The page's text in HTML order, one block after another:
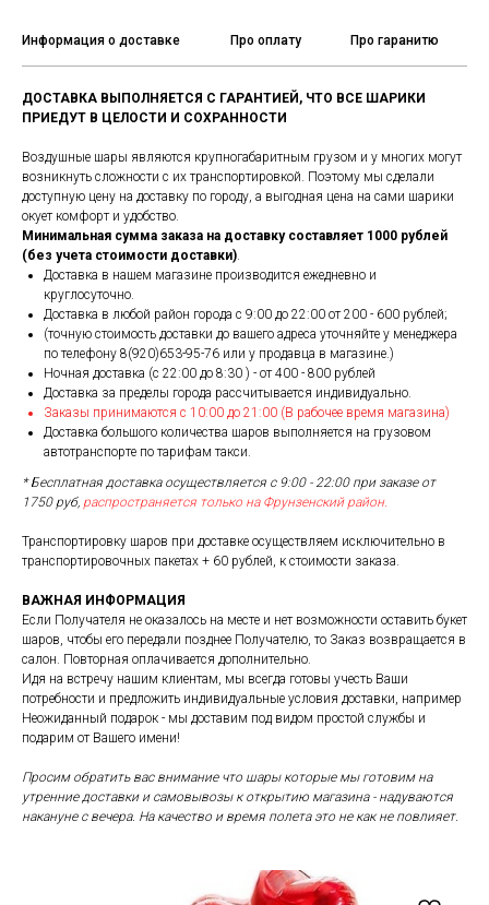
Информация о доставке Про оплату Про гаранитю
ДОСТАВКА ВЫПОЛНЯЕТСЯ С ГАРАНТИЕЙ, ЧТО ВСЕ ШАРИКИ
ПРИЕДУТ В ЦЕЛОСТИ И СОХРАННОСТИ
Воздушные шары являются крупногабаритным грузом и у многих могут
возникнуть сложности с их транспортировкой. Поэтому мы сделали
доступную цену на доставку по городу, а выгодная цена на сами шарики
окует комфорт и удобство.
Минимальная сумма заказа на доставку составляет 1000 рублей
(без учета стоимости доставки).
Доставка в нашем магазине производится ежедневно и
круглосуточно.
Доставка в любой район города c 9:00 до 22:00 от 200 - 600 рублей;
(точную стоимость доставки до вашего адреса уточняйте у менеджера
по телефону 8(920)653-95-76 или у продавца в магазине.)
Ночная доставка (с 22:00 до 8:30 ) - от 400 - 800 рублей
Доставка за пределы города рассчитывается индивидуально.
Заказы принимаются с 10:00 до 21:00 (В рабочее время магазина)
Доставка большого количества шаров выполняется на грузовом
автотранспорте по тарифам такси.
* Бесплатная доставка осуществляется с 9:00 - 22:00 при заказе от
1750 руб, распространяется только на Фрунзенский район.
Транспортировку шаров при доставке осуществляем исключительно в
транспортировочных пакетах + 60 рублей, к стоимости заказа.
ВАЖНАЯ ИНФОРМАЦИЯ
Если Получателя не оказалось на месте и нет возможности оставить букет
шаров, чтобы его передали позднее Получателю, то Заказ возвращается в
салон. Повторная оплачивается дополнительно.
Идя на встречу нашим клиентам, мы всегда готовы учесть Ваши
потребности и предложить индивидуальные условия доставки, например
Неожиданный подарок - мы доставим под видом простой службы и
подарим от Вашего имени!
Просим обратить вас внимание что шары которые мы готовим на
утренние доставки и самовывозы к открытию магазина - надуваются
накануне с вечера. На качество и время полета это не как не повлияет.